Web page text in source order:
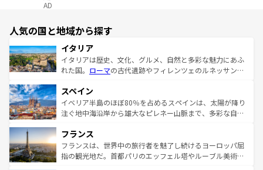
AD
人気の国と地域から探す
イタリア
イタリアは歴史、文化、グルメ、自然と多彩な魅力にあふ
れた国。 ローマの古代遺跡やフィレンツェのルネッサンス
ろん、トスカーナの美しい田園風景やアマルフィ海岸の絶
景など、自然景観も見逃せない。観光の合間には、本場の
ピザやパスタなど、絶品のイタリア料理を堪能することも
ませてくれるイタリアで、忘れられない旅をしてみよう！
なお、新着のイタリア情報はコンテンツ一覧 を参照してほ
しい。
スペイン
イベリア半島のほぼ80％を占めるスペインは、太陽が降り
注ぐ地中海沿岸から雄大なピレネー山脈まで、多彩な自然
文化が根付くこの国では、情熱的なフラメンコ、熱気あふ
れる闘牛、そして美味しいタパスが生活の一部となってい
る。首都マドリードの洗練された雰囲気や、バルセロナの
フランス
フランスは、世界中の旅行者を魅了し続けるヨーロッパ屈
指の観光地だ。首都パリのエッフェル塔やルーブル美術館